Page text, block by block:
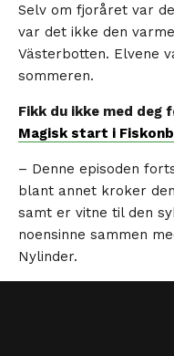
Selv om fjoråret var
var det ikke den
Västerbotten. Elvene
sommeren.
Fikk du ikke med deg
Magisk start i
– Denne episoden
blant annet kroker
samt er vitne til den
noensinne sammen
Nylinder.